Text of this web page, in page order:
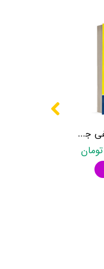
کتاب بانک تست تالیفی جامع روان آموز